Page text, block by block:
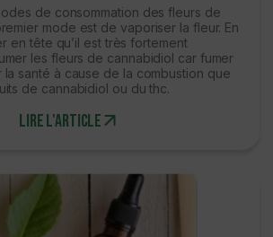
de consommation des fleurs de
mode est de vaporiser la fleur. En
en tête qu’il est très fortement
les fleurs de cannabidiol car fumer
la santé à cause de la combustion que
de cannabidiol ou du thc.
Lire l'article